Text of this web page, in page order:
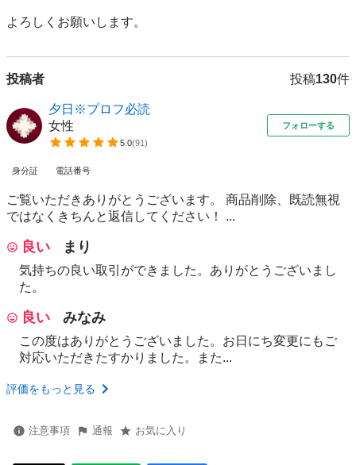
よろしくお願いします。
投稿者 投稿130件
夕日※プロフ必読
女性
5.0(91)
フォローする
身分証 電話番号
ご覧いただきありがとうございます。 商品削除、既読無視
ではなくきちんと返信してください！ ...
良い まり
気持ちの良い取引ができました。ありがとうございまし
た。
良い みなみ
この度はありがとうございました。お日にち変更にもご
対応いただきたすかりました。また...
評価をもっと見る
注意事項 通報 お気に入り